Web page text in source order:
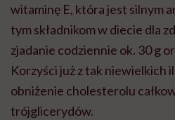
witaminę E, która jest silnym
tym składnikom w diecie dla
zjadanie codziennie ok. 30 g
Korzyści już z tak niewielkich
obniżenie cholesterolu
trójglicerydów.